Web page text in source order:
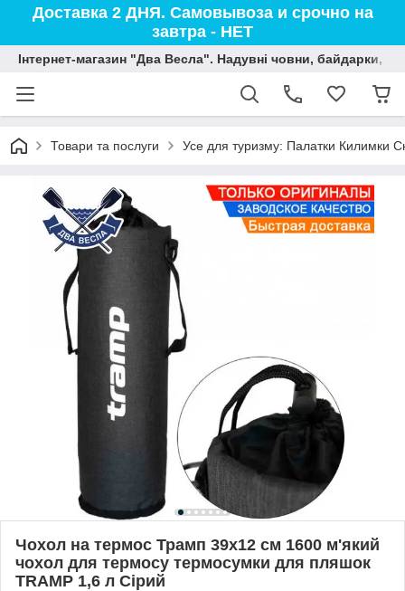
Доставка 2 ДНЯ. Самовывоза и срочно на
завтра - НЕТ
Інтернет-магазин "Два Весла". Надувні човни, байдарки,
Товари та послуги Усе для туризму: Палатки Килимки
Чохол на термос Трамп 39х12 см 1600 м'який
чохол для термосу термосумки для пляшок
TRAMP 1,6 л Сірий